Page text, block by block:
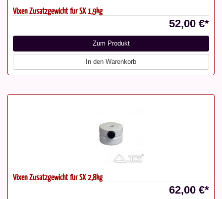
Vixen Zusatzgewicht für SX 1,9kg
52,00 €*
Zum Produkt
In den Warenkorb
Vixen Zusatzgewicht für SX 2,8kg
62,00 €*